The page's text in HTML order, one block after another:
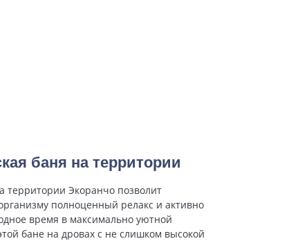
баня на территории
территории Экоранчо позволит
полноценный релакс и активно
время в максимально уютной
бане на дровах с не слишком высокой